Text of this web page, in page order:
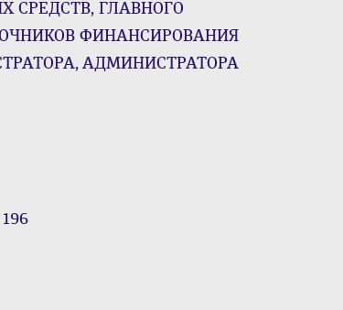
СРЕДСТВ, ГЛАВНОГО
ФИНАНСИРОВАНИЯ
АДМИНИСТРАТОРА